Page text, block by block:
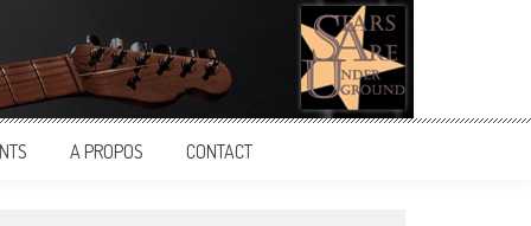
A PROPOS CONTACT